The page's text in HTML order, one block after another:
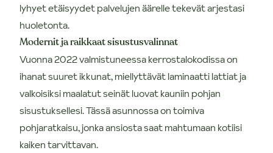
lyhyet etäisyydet palvelujen äärelle tekevät arjestasi
huoletonta.
Modernit ja raikkaat sisustusvalinnat
Vuonna 2022 valmistuneessa kerrostalokodissa on
ihanat suuret ikkunat, miellyttävät laminaatti lattiat ja
valkoisiksi maalatut seinät luovat kauniin pohjan
sisustuksellesi. Tässä asunnossa on toimiva
pohjaratkaisu, jonka ansiosta saat mahtumaan kotiisi
kaiken tarvittavan.